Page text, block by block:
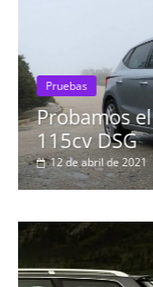
Pruebas
Probamos el
115cv DSG
12 de abril de 2021